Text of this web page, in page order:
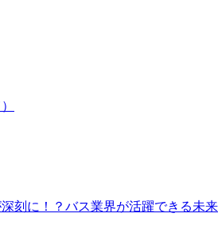
刻に！？バス業界が活躍できる未